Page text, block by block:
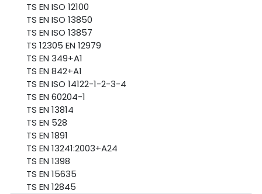
TS EN ISO 12100
TS EN ISO 13850
TS EN ISO 13857
TS 12305 EN 12979
TS EN 349+A1
TS EN 842+A1
TS EN ISO 14122-1-2-3-4
TS EN 60204-1
TS EN 13814
TS EN 528
TS EN 1891
TS EN 13241:2003+A24
TS EN 1398
TS EN 15635
TS EN 12845